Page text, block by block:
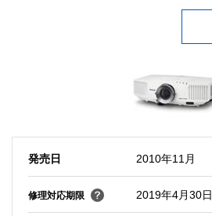
発売日 2010年11月
修理対応期限 2019年4月30日